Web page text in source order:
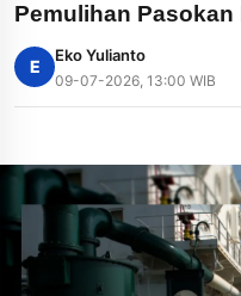
Pemulihan Pasokan
E
Eko Yulianto
09-07-2026, 13:00 WIB